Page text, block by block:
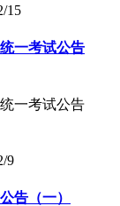
15
一考试公告
一考试公告
9
告（一）